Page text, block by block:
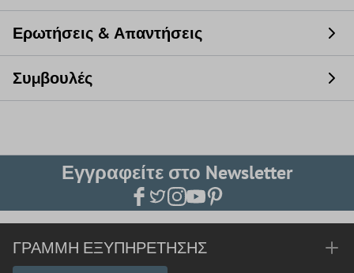
Ερωτήσεις & Απαντήσεις
Συμβουλές
Εγγραφείτε στο Newsletter
ΓΡΑΜΜΉ ΕΞΥΠΗΡΈΤΗΣΗΣ